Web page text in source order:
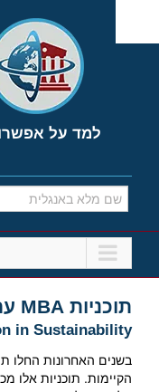
content
תוכניות MBA עם התמחות בקיימות
in Sustainability
הקיימות. תוכניות אלו